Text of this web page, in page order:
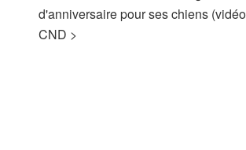
CND >